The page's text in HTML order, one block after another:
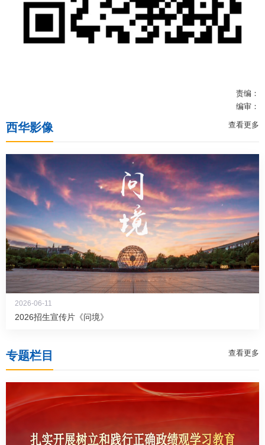
考生
OA
教务系统
办事大厅
信息门户
西华易班
图书馆
责编：
编审：
西华影像 查看更多
2026-06-11
2026招生宣传片《问境》
专题栏目 查看更多